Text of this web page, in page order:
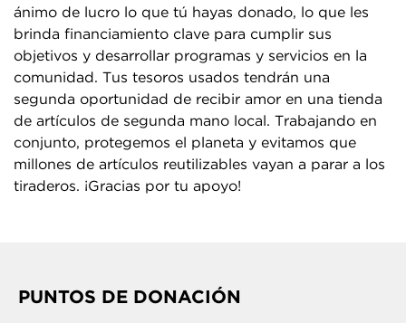
ánimo de lucro lo que tú hayas donado, lo que les
brinda financiamiento clave para cumplir sus
objetivos y desarrollar programas y servicios en la
comunidad. Tus tesoros usados tendrán una
segunda oportunidad de recibir amor en una tienda
de artículos de segunda mano local. Trabajando en
conjunto, protegemos el planeta y evitamos que
millones de artículos reutilizables vayan a parar a los
tiraderos. ¡Gracias por tu apoyo!
PUNTOS DE DONACIÓN